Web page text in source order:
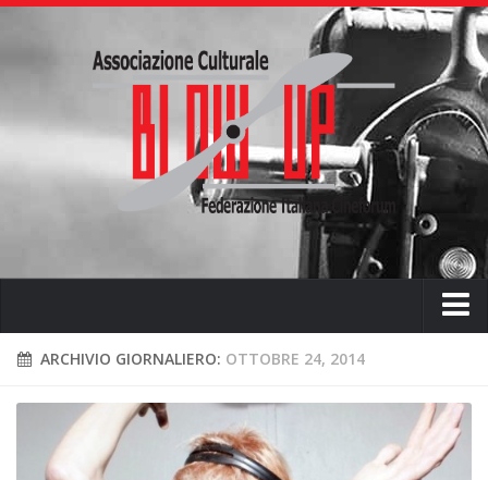
Home
L’ associazione
L’attività didattica
ARCHIVIO GIORNALIERO: OTTOBRE 24, 2014